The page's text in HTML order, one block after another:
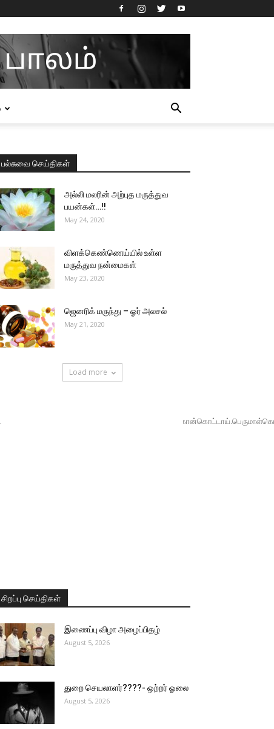
பல்சுவை செய்திகள்
அல்லி மலரின் அற்புத மருத்துவ
பயன்கள்…!!
May 24, 2020
விளக்கெண்ணெய்யில் உள்ள
மருத்துவ நன்மைகள்
May 23, 2020
ஜெனரிக் மருந்து – ஓர் அலசல்
May 21, 2020
Load more
சிறப்பு செய்திகள்
இணைப்பு விழா அழைப்பிதழ்
August 5, 2026
துறை செயலாளர்????- ஒற்றர் ஓலை
August 5, 2026